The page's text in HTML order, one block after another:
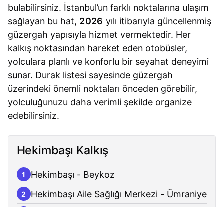
bulabilirsiniz. İstanbul’un farklı noktalarına ulaşım
sağlayan bu hat, 2026 yılı itibarıyla güncellenmiş
güzergah yapısıyla hizmet vermektedir. Her
kalkış noktasından hareket eden otobüsler,
yolculara planlı ve konforlu bir seyahat deneyimi
sunar. Durak listesi sayesinde güzergah
üzerindeki önemli noktaları önceden görebilir,
yolculuğunuzu daha verimli şekilde organize
edebilirsiniz.
Hekimbaşı Kalkış
1 Hekimbaşı - Beykoz
2 Hekimbaşı Aile Sağlığı Merkezi - Ümraniye